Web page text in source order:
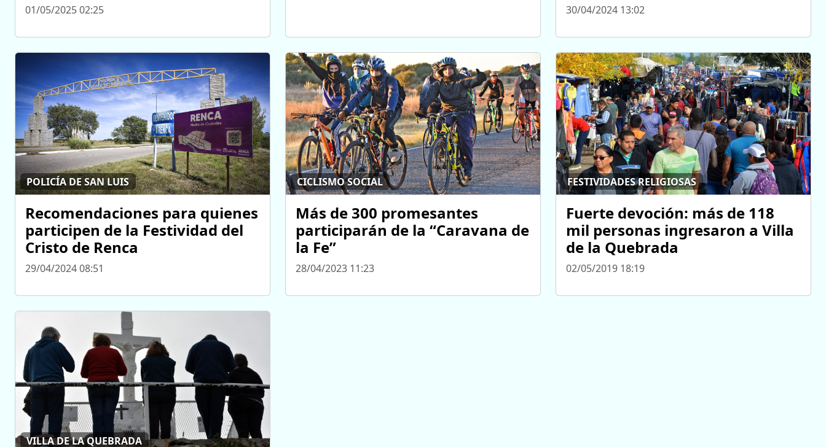
01/05/2025 02:25 30/04/2024 13:02
POLICÍA DE SAN LUIS
Recomendaciones para quienes
participen de la Festividad del
Cristo de Renca
29/04/2024 08:51
CICLISMO SOCIAL
Más de 300 promesantes
participarán de la “Caravana de
la Fe”
28/04/2023 11:23
FESTIVIDADES RELIGIOSAS
Fuerte devoción: más de 118
mil personas ingresaron a Villa
de la Quebrada
02/05/2019 18:19
VILLA DE LA QUEBRADA